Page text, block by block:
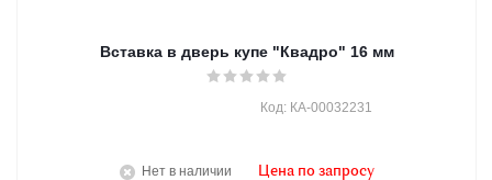
Вставка в дверь купе "Квадро" 16 мм
Нет в наличии
Код: КА-00032231
Цена по запросу